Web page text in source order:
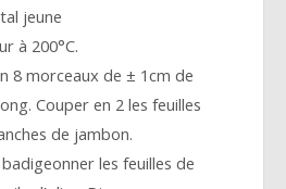
jeune
à 200°C.
8 morceaux de ± 1cm de
Couper en 2 les feuilles
de jambon.
les feuilles de